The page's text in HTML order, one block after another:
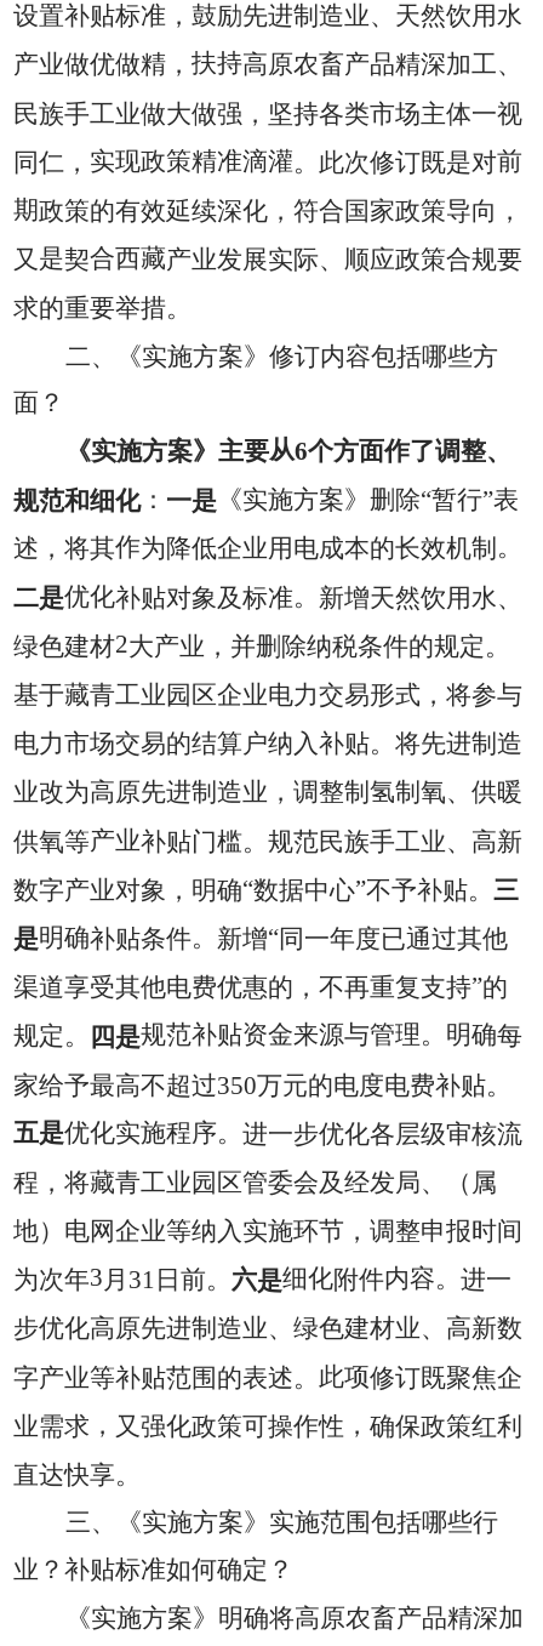
设置补贴标准，鼓励先进制造业、天然饮用水
产业做优做精，扶持高原农畜产品精深加工、
民族手工业做大做强，坚持各类市场主体一视
同仁， 实现政策精准滴灌。此次修订既是对前
期政策的有效延续深化，符合国家政策导向，
又是契合西藏产业发展实际、顺应政策合规要
求的重要举措。
二、《实施方案》修订内容包括哪些方
面？
《实施方案》主要从6个方面作了调整、
规范和细化： 一是 《实施方案》删除“暂行”表
述，将其作为降低企业用电成本的长效机制 。
二是优化补贴对象及标准。 新增天然饮用水、
绿色建材2大产业，并删除纳税条件的规定。
基于藏青工业园区企业电力交易形式，将参与
电力市场交易的结算户纳入补贴。将先进制造
业改为高原先进制造业，调整制氢制氧、供暖
供氧等产业补贴门槛。规范民族手工业、高新
数字产业对象，明确“数据中心”不予补贴。三
是明确补贴条件。 新增“同一年度已通过其他
渠道享受其他电费优惠的，不再重复支持”的
规定。
四是规范补贴资金来源与管理。 明确每
家给予最高不超过350万元的电度电费补贴。
五是优化实施程序。进一步优化各层级审核流
程，将藏青工业园区管委会及经发局、（属
地）电网企业等纳入实施环节，调整申报时间
为次年3月 31 日前。 六是细化附件内容。进一
步优化高原先进制造业、绿色建材业、高新数
字产业等补贴范围的表述。此项修订既聚焦企
业需求 ， 又强化政策可操作性 ，确保政策红利
直达快享。
三、《实施方案》实施范围包括哪些行
业？补贴标准如何确定？
《实施方案》明确将高原农畜产品精深加